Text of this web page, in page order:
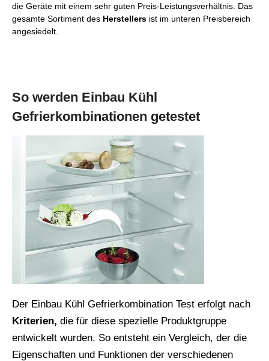
die Geräte mit einem sehr guten Preis-Leistungsverhältnis. Das
gesamte Sortiment des Herstellers ist im unteren Preisbereich
angesiedelt.
So werden Einbau Kühl
Gefrierkombinationen getestet
Der Einbau Kühl Gefrierkombination Test erfolgt nach
Kriterien, die für diese spezielle Produktgruppe
entwickelt wurden. So entsteht ein Vergleich, der die
Eigenschaften und Funktionen der verschiedenen